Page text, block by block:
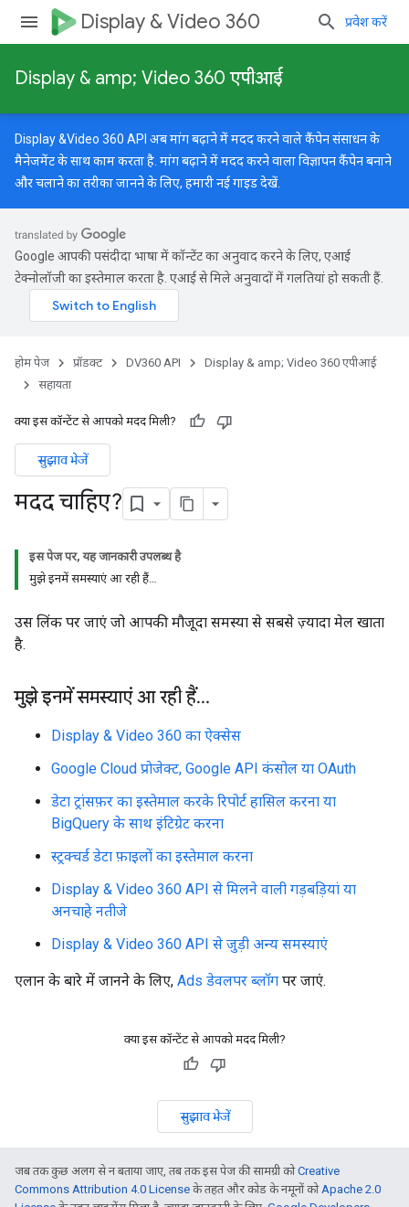
Display & Video 360 प्रवेश करें
Display & amp; Video 360 एपीआई
Display &Video 360 API अब मांग बढ़ाने में मदद करने वाले कैंपेन संसाधन के
मैनेजमेंट के साथ काम करता है. मांग बढ़ाने में मदद करने वाला विज्ञापन कैंपेन बनाने
और चलाने का तरीका जानने के लिए, हमारीनई गाइडदेखें.
Google आपकी पसंदीदा भाषा में कॉन्टेंट का अनुवाद करने के लिए, एआई
टेक्नोलॉजी का इस्तेमाल करता है. एआई से मिले अनुवादों में गलतियां हो सकती हैं.
होम पेज प्रॉडक्ट DV360 API
Display & amp; Video 360 एपीआई
सहायता
क्या इस कॉन्टेंट से आपको मदद मिली?
सुझाव भेजें
मदद चाहिए?
इस पेज पर, यह जानकारी उपलब्ध है
मुझे इनमें समस्याएं आ रही हैं…
उस लिंक पर जाएं जो आपकी मौजूदा समस्या से सबसे ज़्यादा मेल खाता
है.
मुझे इनमें समस्याएं आ रही हैं…
Display & Video 360 का ऐक्सेस
Google Cloud प्रोजेक्ट, Google API कंसोल या OAuth
डेटा ट्रांसफ़र का इस्तेमाल करके रिपोर्ट हासिल करना या
BigQuery के साथ इंटिग्रेट करना
स्ट्रक्चर्ड डेटा फ़ाइलों का इस्तेमाल करना
Display & Video 360 API से मिलने वाली गड़बड़ियां या
अनचाहे नतीजे
Display & Video 360 API से जुड़ी अन्य समस्याएं
एलान के बारे में जानने के लिए, Ads डेवलपर ब्लॉग पर जाएं.
क्या इस कॉन्टेंट से आपको मदद मिली?
सुझाव भेजें
जब तक कुछ अलग से न बताया जाए, तब तक इस पेज की सामग्री कोCreative
Commons Attribution 4.0 License के तहत और कोड के नमूनों कोApache 2.0